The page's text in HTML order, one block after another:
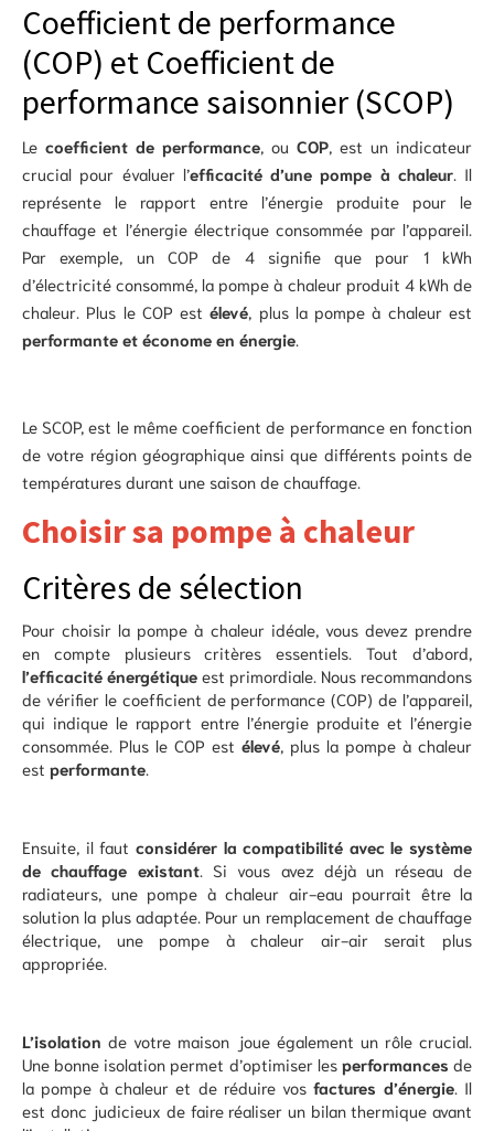
Coefficient de performance
(COP) et Coefficient de
performance saisonnier (SCOP)
Le coefficient de performance, ou COP, est un indicateur
crucial pour évaluer l’efficacité d’une pompe à chaleur. Il
représente le rapport entre l’énergie produite pour le
chauffage et l’énergie électrique consommée par l’appareil.
Par exemple, un COP de 4 signifie que pour 1 kWh
d’électricité consommé, la pompe à chaleur produit 4 kWh de
chaleur. Plus le COP estélevé, plus la pompe à chaleur est
performante et économe en énergie.
Le SCOP, est le même coefficient de performance en fonction
de votre région géographique ainsi que différents points de
températures durant une saison de chauffage.
Choisir sa pompe à chaleur
Critères de sélection
Pour choisir la pompe à chaleur idéale, vous devez prendre
en compte plusieurs critères essentiels. Tout d’abord,
l’efficacité énergétique est primordiale. Nous recommandons
de vérifier le coefficient de performance (COP) de l’appareil,
qui indique le rapport entre l’énergie produite et l’énergie
consommée. Plus le COP est élevé, plus la pompe à chaleur
est performante.
Ensuite, il faut considérer la compatibilité avec le système
de chauffage existant. Si vous avez déjà un réseau de
radiateurs, une pompe à chaleur air-eau pourrait être la
solution la plus adaptée. Pour un remplacement de chauffage
électrique, une pompe à chaleur air-air serait plus
appropriée.
L’isolation de votre maison joue également un rôle crucial.
Une bonne isolation permet d’optimiser les performances de
la pompe à chaleur et de réduire vosfactures d’énergie. Il
est donc judicieux de faire réaliser un bilan thermique avant